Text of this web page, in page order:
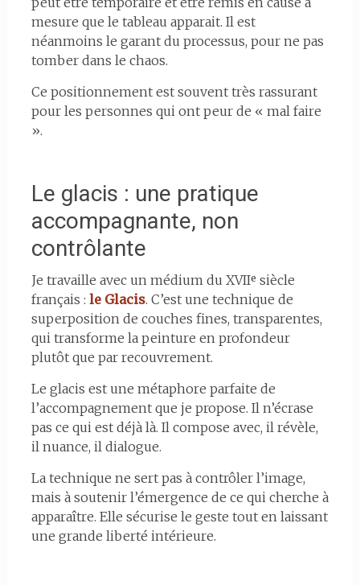
mesure que le tableau apparait. Il est
néanmoins le garant du processus, pour ne pas
tomber dans le chaos.
Ce positionnement est souvent très rassurant
pour les personnes qui ont peur de « mal faire
».
Le glacis : une pratique
accompagnante, non
contrôlante
Je travaille avec un médium du XVIIᵉ siècle
français : le Glacis. C’est une technique de
superposition de couches fines, transparentes,
qui transforme la peinture en profondeur
plutôt que par recouvrement.
Le glacis est une métaphore parfaite de
l’accompagnement que je propose. Il n’écrase
pas ce qui est déjà là. Il compose avec, il révèle,
il nuance, il dialogue.
La technique ne sert pas à contrôler l’image,
mais à soutenir l’émergence de ce qui cherche à
apparaître. Elle sécurise le geste tout en laissant
une grande liberté intérieure.